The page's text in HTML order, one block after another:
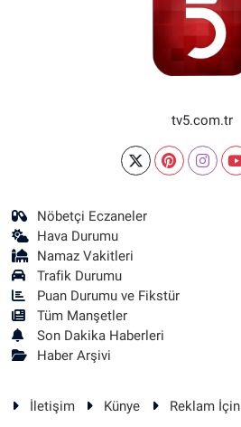
tv5.com.tr
Nöbetçi Eczaneler
Hava Durumu
Namaz Vakitleri
Trafik Durumu
Puan Durumu ve Fikstür
Tüm Manşetler
Son Dakika Haberleri
Haber Arşivi
İletişim Künye Reklam İçin